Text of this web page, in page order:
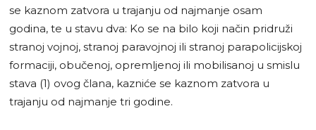
se kaznom zatvora u trajanju od najmanje osam
godina, te u stavu dva: Ko se na bilo koji način pridruži
stranoj vojnoj, stranoj paravojnoj ili stranoj parapolicijskoj
formaciji, obučenoj, opremljenoj ili mobilisanoj u smislu
stava (1) ovog člana, kazniće se kaznom zatvora u
trajanju od najmanje tri godine.